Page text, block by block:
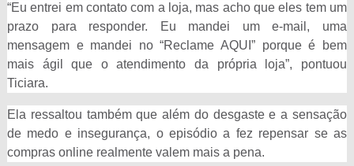
“Eu entrei em contato com a loja, mas acho que eles tem um
prazo para responder. Eu mandei um e-mail, uma
mensagem e mandei no “Reclame AQUI” porque é bem
mais ágil que o atendimento da própria loja”, pontuou
Ticiara.
Ela ressaltou também que além do desgaste e a sensação
de medo e insegurança, o episódio a fez repensar se as
compras online realmente valem mais a pena.